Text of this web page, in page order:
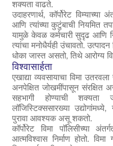
शक्यता वाढते.
उदाहरणार्थ, कॉर्पोरेट विम्याच्या
आणि त्यांच्या कुटुंबाची नियमित
यामुळे केवळ कर्मचारी सुदृढ आणि
त्यांचा मनोधैर्यही उंचावतो.
धोका जास्त असतो, तिथे आरोग्य
विश्वासार्हता
एखाद्या व्यवसायाचा विमा
अनपेक्षित जोखमींपासून संरक्षित
सहभागी होण्याची शक्यता
लॉजिस्टिक्ससारख्या उद्योगांमध्ये,
पुरावा आवश्यक असू शकतो.
कॉर्पोरेट विमा पॉलिसीच्या
आत्मविश्वास निर्माण होतो.